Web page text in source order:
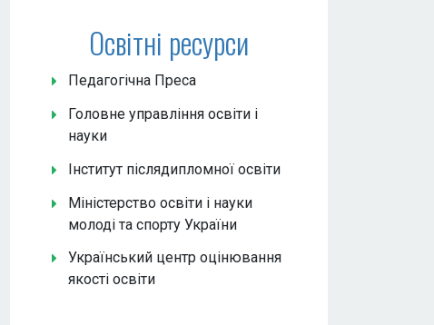
Освітні ресурси
Педагогічна Преса
Головне управління освіти і
науки
Інститут післядипломної освіти
Міністерство освіти і науки
молоді та спорту України
Український центр оцінювання
якості освіти